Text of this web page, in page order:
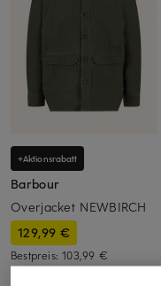
+Aktionsrabatt
Barbour
Overjacket NEWBIRCH
129,99 €
Bestpreis:103,99 €
Ursprünglich:219 €